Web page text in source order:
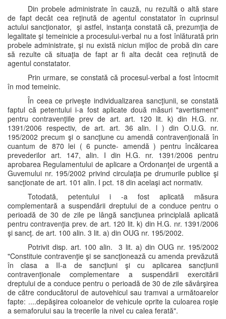
Din probele administrate în cauză, nu rezultă o altă stare
de fapt decât cea reţinută de agentul constatator în cuprinsul
actului sancţionator, şi astfel, instanţa constată că, prezumţia de
legalitate şi temeinicie a procesului-verbal nu a fost înlăturată prin
probele administrate, şi nu există niciun mijloc de probă din care
să rezulte că situaţia de fapt ar fi alta decât cea reţinută de
agentul constatator.
Prin urmare, se constată că procesul-verbal a fost întocmit
în mod temeinic.
În ceea ce priveşte individualizarea sancţiunii, se constată
faptul că petentului i-a fost aplicate două măsuri "avertisment"
pentru contravenţiile prev de art. art. 120 lit. k) din H.G. nr.
1391/2006 respectiv, de art. art. 36 alin. l ) din O.U.G. nr.
195/2002 precum şi o sancţiune cu amendă contravenţională în
cuantum de 870 lei ( 6 puncte- amendă ) pentru încălcarea
prevederilor art. 147, alin. I din H.G. nr. 1391/2006 pentru
aprobarea Regulamentului de aplicare a Ordonanţei de urgentă a
Guvemului nr. 195/2002 privind circulaţia pe drumurile publice şi
sancţionate de art. 101 alin. I pct. 18 din acelaşi act normativ.
Totodată, petentului i -a fost aplicată măsura
complementară a suspendării dreptului de a conduce pentru o
perioadă de 30 de zile pe lângă sancţiunea principlală aplicată
pentru contravenţia prev. de art. 120 lit. k) din H.G. nr. 1391/2006
şi sancţ. de art. 100 alin. 3 lit. a) din OUG nr. 195/2002.
Potrivit disp. art. 100 alin. 3 lit. a) din OUG nr. 195/2002
"Constituie contravenţie şi se sancţionează cu amenda prevăzută
în clasa a II-a de sancţiuni şi cu aplicarea sancţiunii
contravenţionale complementare a suspendării exercitării
dreptului de a conduce pentru o perioadă de 30 de zile săvârşirea
de către conducătorul de autovehicul sau tramvai a următoarelor
fapte: ....depăşirea coloanelor de vehicule oprite la culoarea roşie
a semaforului sau la trecerile la nivel cu calea ferată".